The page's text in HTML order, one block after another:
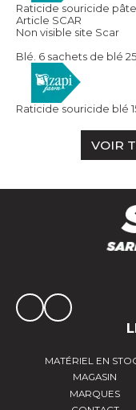
Raticide souricide
Article SCAR
Non visible site Scar
Blé. 6 sachets de blé 25
Raticide souricide blé
VOIR
MATÉRIEL EN
MAGASIN
MARQUES